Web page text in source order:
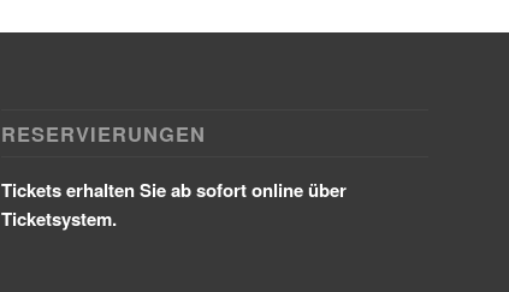
RESERVIERUNGEN
Tickets erhalten Sie ab sofort online über
Ticketsystem.